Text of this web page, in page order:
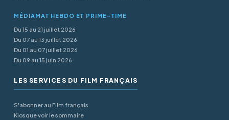
MÉDIAMAT HEBDO ET PRIME-TIME
Du 15 au 21 juillet 2026
Du 07 au 13 juillet 2026
Du 01 au 07 juillet 2026
Du 09 au 15 juin 2026
LES SERVICES DU FILM FRANÇAIS
S'abonner au Film français
Kiosque voir le sommaire